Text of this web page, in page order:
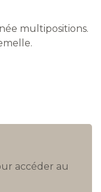
multipositions.
accéder au